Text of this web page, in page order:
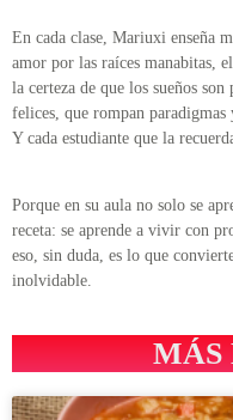
En cada clase, Mariuxi enseña
amor por las raíces manabitas,
la certeza de que los sueños
felices, que rompan paradigmas
Y cada estudiante que la
Porque en su aula no solo se
receta: se aprende a vivir con
eso, sin duda, es lo que
inolvidable.
MÁS